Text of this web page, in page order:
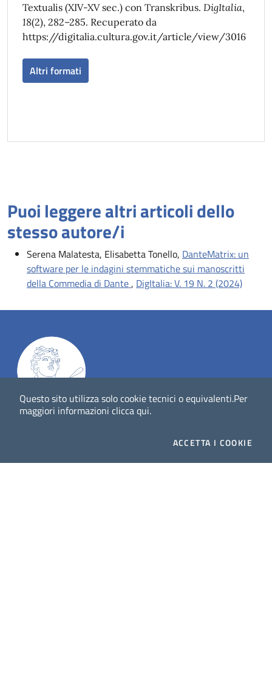
Questo sito utilizza solo cookie tecnici o equivalenti.Per
maggiori informazioni clicca qui.
ACCETTA I COOKIE
Textualis (XIV-XV sec.) con Transkribus. DigItalia,
18(2), 282–285. Recuperato da
https://digitalia.cultura.gov.it/article/view/3016
Altri formati
Puoi leggere altri articoli dello
stesso autore/i
Serena Malatesta, Elisabetta Tonello, DanteMatrix: un
software per le indagini stemmatiche sui manoscritti
della Commedia di Dante, DigItalia: V. 19 N. 2 (2024)
Direttore responsabile: Giuliano Genetasio